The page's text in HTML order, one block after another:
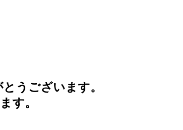
うございます。
す。